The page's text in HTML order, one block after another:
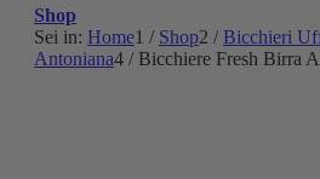
Shop
Sei in: Home1 / Shop2 / Bicchieri
Antoniana4 / Bicchiere Fresh Birra